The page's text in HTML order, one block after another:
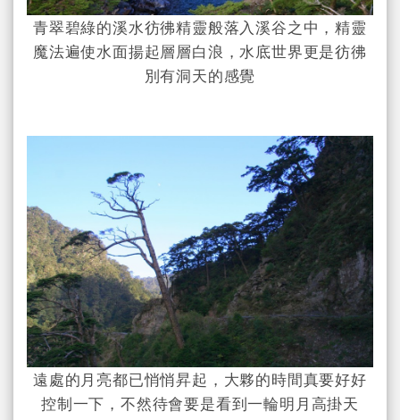
青翠碧綠的溪水彷彿精靈般落入溪谷之中，精靈
魔法遍使水面揚起層層白浪，水底世界更是彷彿
別有洞天的感覺
遠處的月亮都已悄悄昇起，大夥的時間真要好好
控制一下，不然待會要是看到一輪明月高掛天